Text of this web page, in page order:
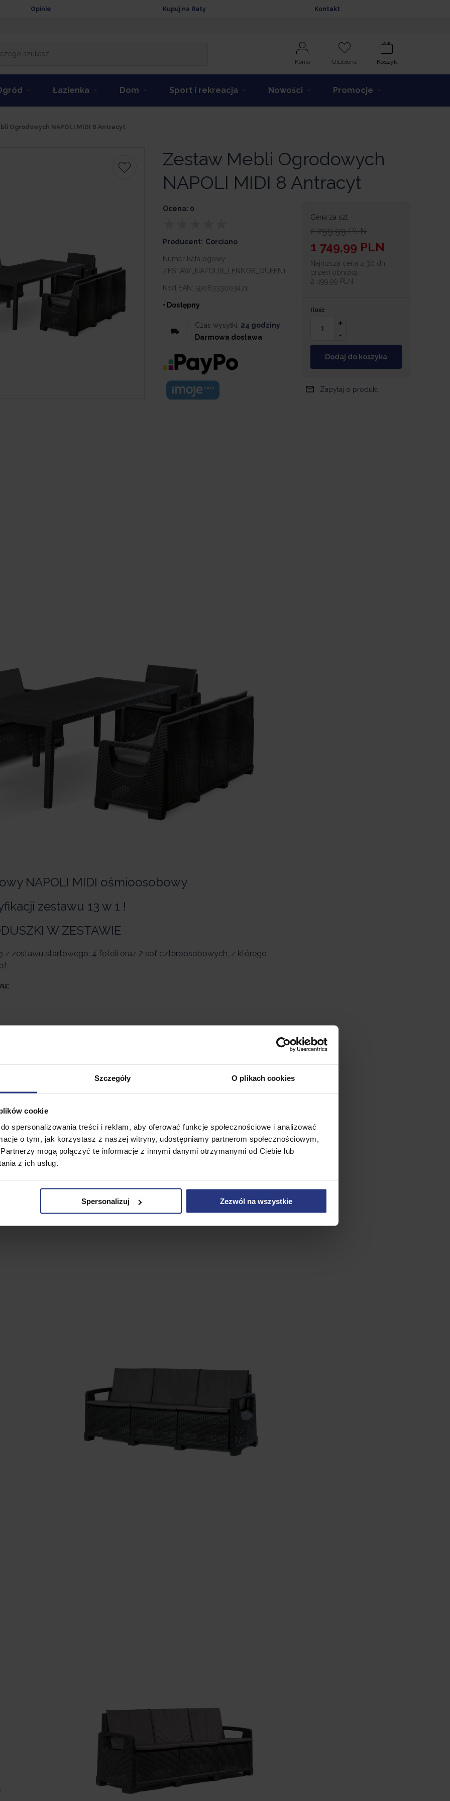
Szczegóły O plikach cookies
cookie
spersonalizowania treści i reklam, aby oferować funkcje społecznościowe i analizować
o tym, jak korzystasz z naszej witryny, udostępniamy partnerom społecznościowym,
mogą połączyć te informacje z innymi danymi otrzymanymi od Ciebie lub
z ich usług.
Spersonalizuj Zezwól na wszystkie
Opinie Kupuj na Raty Kontakt
Konto Ulubione Koszyk
Łazienka Dom Sport i rekreacja Nowości Promocje
Ogrodowych NAPOLI MIDI 8 Antracyt
Zestaw Mebli Ogrodowych
NAPOLI MIDI 8 Antracyt
Ocena: 0
Producent: Corciano
Numer Katalogowy:
ZESTAW_NAPOLI8_LENNO8_QUEEN1
Kod EAN: 5906333003471
• Dostępny
Czas wysyłki: 24 godziny
Darmowa dostawa
NAPOLI MIDI ośmioosobowy
zestawu 13 w 1 !
W ZESTAWIE
z zestawu startowego: 4 foteli oraz 2 sof czteroosobowych, z którego
elementy. Zestaw składa się z 8 foteli, które można dowolnie
nawet 7-osobową sofę!
użytkowania. Nowoczesny design podnosi estetykę otoczenia i
posiadają wiele zastosowań, które umilą czas w ogrodzie lub staną
Dzięki zastosowanym tworzywom jak technorattan, meble są trwałe i
zachować nieskazitelną trwałość materiałów, meble należy umieścić
z szarymi poduszkami.
Cena za szt
2 299,99 PLN
1 749,99 PLN
Najniższa cena z 30 dni
przed obniżką:
2 499,99 PLN
Ilość
+
-
Dodaj do koszyka
Zapytaj o produkt